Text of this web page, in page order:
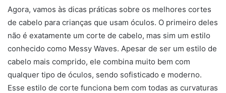
Agora, vamos às dicas práticas sobre os melhores cortes
de cabelo para crianças que usam óculos. O primeiro deles
não é exatamente um corte de cabelo, mas sim um estilo
conhecido como Messy Waves. Apesar de ser um estilo de
cabelo mais comprido, ele combina muito bem com
qualquer tipo de óculos, sendo sofisticado e moderno.
Esse estilo de corte funciona bem com todas as curvaturas